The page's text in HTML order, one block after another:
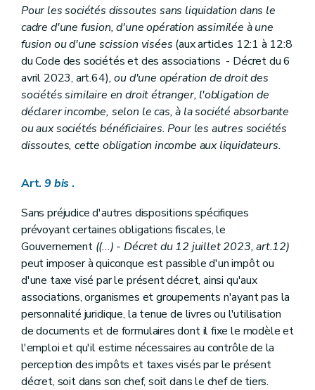
Pour les sociétés dissoutes sans liquidation dans le
cadre d'une fusion, d'une opération assimilée à une
fusion ou d'une scission visées (aux articles 12:1 à 12:8
du Code des sociétés et des associations - Décret du 6
avril 2023, art.64), ou d'une opération de droit des
sociétés similaire en droit étranger, l'obligation de
déclarer incombe, selon le cas, à la société absorbante
ou aux sociétés bénéficiaires. Pour les autres sociétés
dissoutes, cette obligation incombe aux liquidateurs.
Art.9bis .
Sans préjudice d'autres dispositions spécifiques
prévoyant certaines obligations fiscales, le
Gouvernement ((...) - Décret du 12 juillet 2023, art.12)
peut imposer à quiconque est passible d'un impôt ou
d'une taxe visé par le présent décret, ainsi qu'aux
associations, organismes et groupements n'ayant pas la
personnalité juridique, la tenue de livres ou l'utilisation
de documents et de formulaires dont il fixe le modèle et
l'emploi et qu'il estime nécessaires au contrôle de la
perception des impôts et taxes visés par le présent
décret, soit dans son chef, soit dans le chef de tiers.